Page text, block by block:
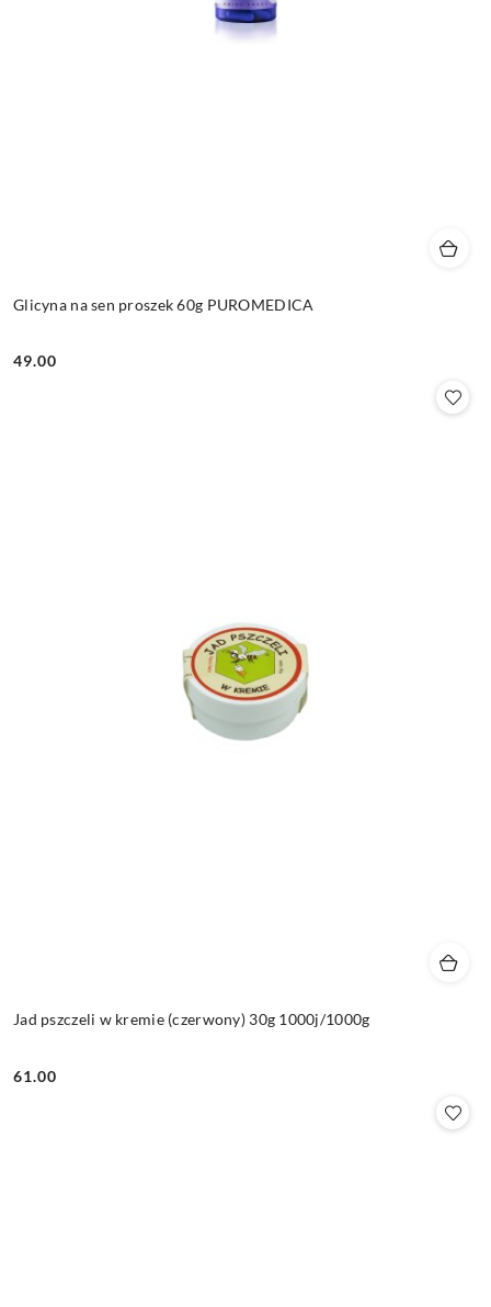
Glicyna na sen proszek 60g PUROMEDICA
Cena:
49.00
Jad pszczeli w kremie (czerwony) 30g 1000j/1000g
Cena:
61.00